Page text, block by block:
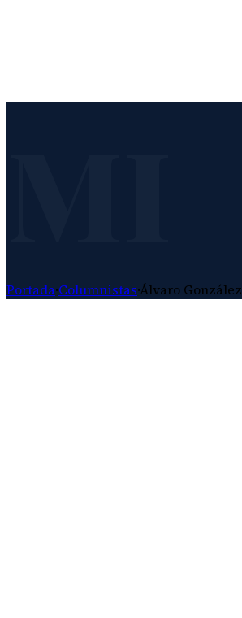
Portada·Columnistas·Álvaro González